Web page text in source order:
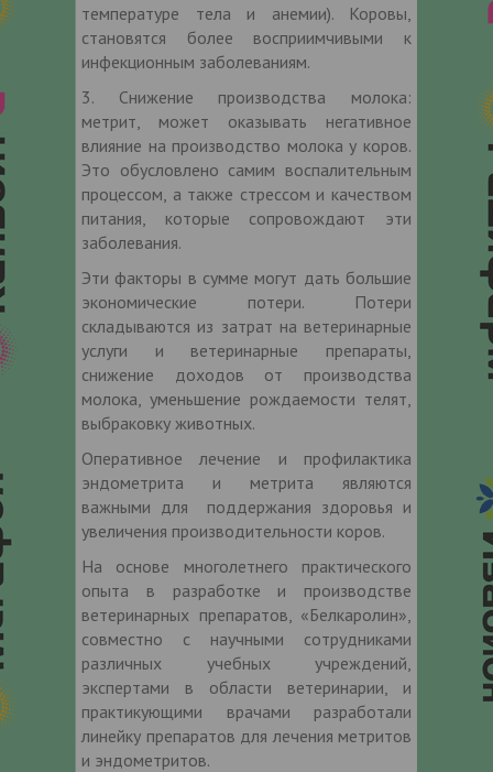
температуре тела и анемии). Коровы,
становятся более восприимчивыми к
инфекционным заболеваниям.
3. Снижение производства молока:
метрит, может оказывать негативное
влияние на производство молока у коров.
Это обусловлено самим воспалительным
процессом, а также стрессом и качеством
питания, которые сопровождают эти
заболевания.
Эти факторы в сумме могут дать большие
экономические потери. Потери
складываются из затрат на ветеринарные
услуги и ветеринарные препараты,
снижение доходов от производства
молока, уменьшение рождаемости телят,
выбраковку животных.
Оперативное лечение и профилактика
эндометрита и метрита являются
важными для поддержания здоровья и
увеличения производительности коров.
На основе многолетнего практического
опыта в разработке и производстве
ветеринарных препаратов, «Белкаролин»,
совместно с научными сотрудниками
различных учебных учреждений,
экспертами в области ветеринарии, и
практикующими врачами разработали
линейку препаратов для лечения метритов
и эндометритов.